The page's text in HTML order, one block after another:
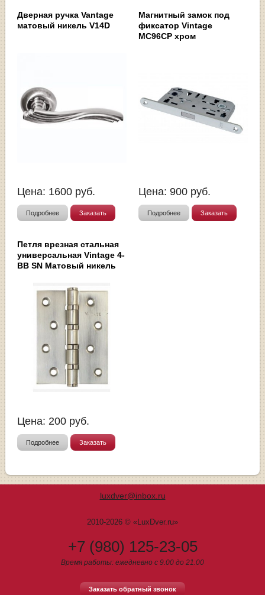
Дверная ручка Vantage
матовый никель V14D
Цена: 1600 руб.
Подробнее Заказать
Магнитный замок под
фиксатор Vintage
MC96CP хром
Цена: 900 руб.
Подробнее Заказать
Петля врезная стальная
универсальная Vintage 4-
BB SN Матовый никель
Цена: 200 руб.
Подробнее Заказать
luxdver@inbox.ru
2010-2026 © «LuxDver.ru»
+7 (980) 125-23-05
Время работы: ежедневно с 9.00 до 21.00
Заказать обратный звонок